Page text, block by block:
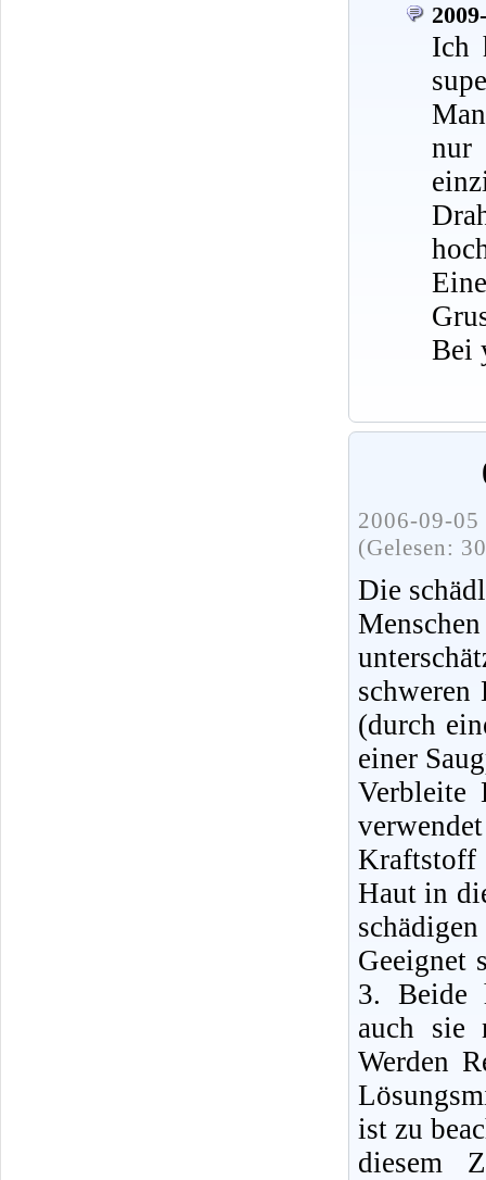
Ich
nur
Bei
2006-09-
(Gelesen:
Die
(durch
einer
Verbleite
Haut in
Geeignet
3. Beide
auch sie
Werden
ist zu
diesem